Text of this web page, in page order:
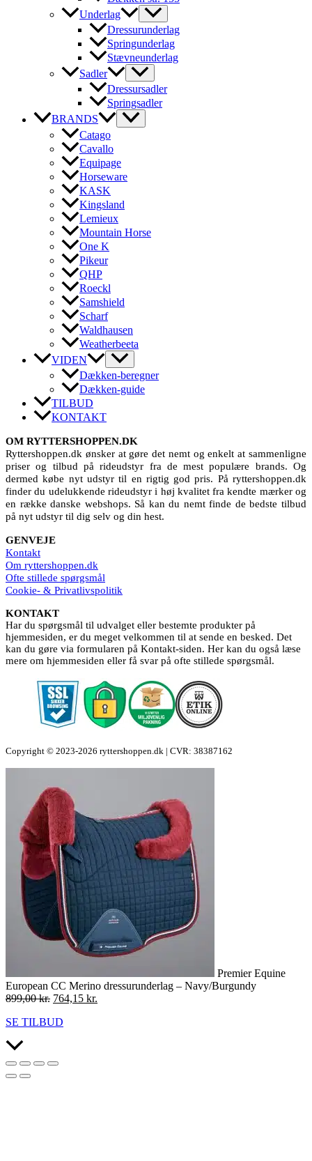
Underlag
Dressurunderlag
Springunderlag
Stævneunderlag
Sadler
Dressursadler
Springsadler
BRANDS
Catago
Cavallo
Equipage
Horseware
KASK
Kingsland
Lemieux
Mountain Horse
One K
Pikeur
QHP
Roeckl
Samshield
Scharf
Waldhausen
Weatherbeeta
VIDEN
Dækken-beregner
Dækken-guide
TILBUD
KONTAKT
OM RYTTERSHOPPEN.DK
Ryttershoppen.dk ønsker at gøre det nemt og enkelt at sammenligne
priser og tilbud på rideudstyr fra de mest populære brands. Og
dermed købe nyt udstyr til en rigtig god pris. På ryttershoppen.dk
finder du udelukkende rideudstyr i høj kvalitet fra kendte mærker og
en række danske webshops. Så kan du nemt finde de bedste tilbud
på nyt udstyr til dig selv og din hest.
GENVEJE
Kontakt
Om ryttershoppen.dk
Ofte stillede spørgsmål
Cookie- & Privatlivspolitik
KONTAKT
Har du spørgsmål til udvalget eller bestemte produkter på
hjemmesiden, er du meget velkommen til at sende en besked. Det
kan du gøre via formularen på Kontakt-siden. Her kan du også læse
mere om hjemmesiden eller få svar på ofte stillede spørgsmål.
Copyright © 2023-2026 ryttershoppen.dk | CVR: 38387162
Premier Equine
European CC Merino dressurunderlag – Navy/Burgundy
899,00kr. Den
pris
764,15 kr.
SE TILBUD